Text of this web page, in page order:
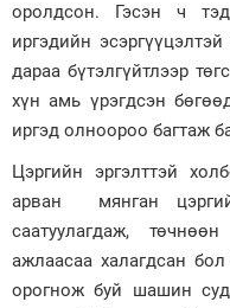
Зурхай
оролдсон. Гэсэн ч
иргэдийн
дараа бүтэлгүйтлээр
хүн амь үрэгдсэн
иргэд олноороо багтаж
Цэргийн эргэлттэй
арван мянган
саатуулагдаж,
ажлаасаа халагдсан
орогнож буй шашин